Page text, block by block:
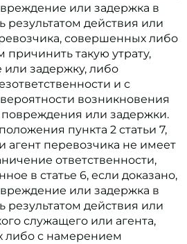
или задержка в
результатом действия или
совершенных либо
такую утрату,
задержку, либо
и с
возникновения
повреждения или задержки.
пункта 2 статьи 7,
агент перевозчика не имеет
ответственности,
в статье 6, если доказано,
или задержка в
результатом действия или
служащего или агента,
либо с намерением